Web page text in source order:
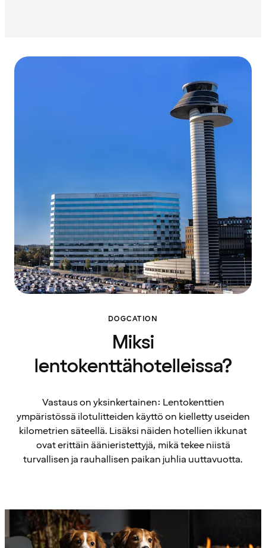
DOGCATION
Miksi
lentokenttähotelleissa?
Vastaus on yksinkertainen: Lentokenttien
ympäristössä ilotulitteiden käyttö on kielletty useiden
kilometrien säteellä. Lisäksi näiden hotellien ikkunat
ovat erittäin äänieristettyjä, mikä tekee niistä
turvallisen ja rauhallisen paikan juhlia uuttavuotta.